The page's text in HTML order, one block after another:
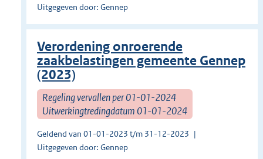
Uitgegeven door: Gennep
Verordening onroerende
zaakbelastingen gemeente Gennep
(2023)
Regeling vervallen per 01-01-2024
Uitwerkingtredingdatum 01-01-2024
Geldend van 01-01-2023 t/m 31-12-2023
Uitgegeven door: Gennep